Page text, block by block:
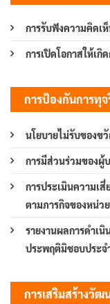
การรับฟังความคิดเ
การเปิดโอกาสให้เกิ
การป้องกันการทุ
นโยบายไม่รับของข
การมีส่วนร่วมของผู้
การประเมินความเ
ตามภารกิจของหน่ว
รายงานผลการดำเ
ประพฤติมิชอบประจ
การเสริมสร้างวัฒ